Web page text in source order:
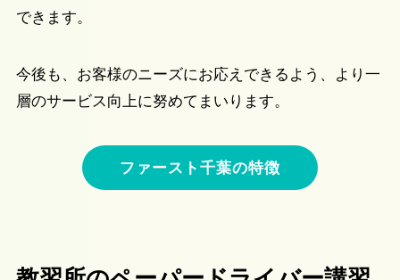
できます。
今後も、お客様のニーズにお応えできるよう、より一
層のサービス向上に努めてまいります。
ファースト千葉の特徴